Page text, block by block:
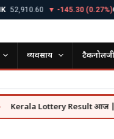
▼ -145.30 (0.27%)
व्यवसाय टैकनोलजी
Lottery Result आज |